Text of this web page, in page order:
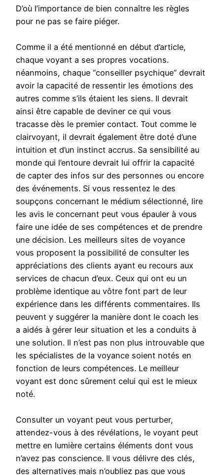
D’où l’importance de bien connaître les règles
pour ne pas se faire piéger.
Comme il a été mentionné en début d’article,
chaque voyant a ses propres vocations.
néanmoins, chaque “conseiller psychique” devrait
avoir la capacité de ressentir les émotions des
autres comme s’ils étaient les siens. Il devrait
ainsi être capable de deviner ce qui vous
tracasse dès le premier contact. Tout comme le
clairvoyant, il devrait également être doté d’une
intuition et d’un instinct accrus. Sa sensibilité au
monde qui l’entoure devrait lui offrir la capacité
de capter des infos sur des personnes ou encore
des événements. Si vous ressentez le des
soupçons concernant le médium sélectionné, lire
les avis le concernant peut vous épauler à vous
faire une idée de ses compétences et de prendre
une décision. Les meilleurs sites de voyance
vous proposent la possibilité de consulter les
appréciations des clients ayant eu recours aux
services de chacun d’eux. Ceux qui ont eu un
problème identique au vôtre font part de leur
expérience dans les différents commentaires. Ils
peuvent y suggérer la manière dont le coach les
a aidés à gérer leur situation et les a conduits à
une solution. Il n’est pas non plus introuvable que
les spécialistes de la voyance soient notés en
fonction de leurs compétences. Le meilleur
voyant est donc sûrement celui qui est le mieux
noté.
Consulter un voyant peut vous perturber,
attendez-vous à des révélations, le voyant peut
mettre en lumière certains éléments dont vous
n’avez pas conscience. Il vous délivre des clés,
des alternatives mais n’oubliez pas que vous